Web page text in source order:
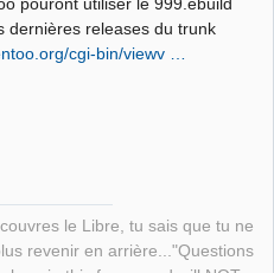
pouront utiliser le 999.ebuild
dernières releases du trunk
cgi-bin/viewv …
le Libre, tu sais que tu ne
revenir en arrière..."Questions